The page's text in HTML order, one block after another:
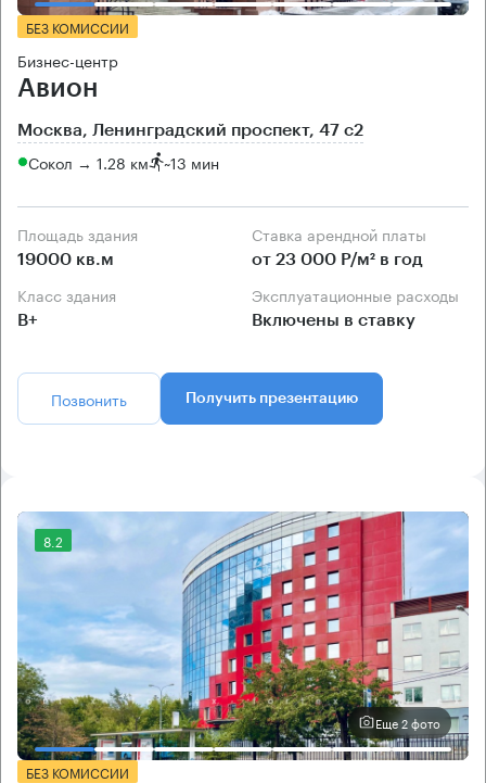
БЕЗ КОМИССИИ
Бизнес-центр
Авион
Москва, Ленинградский проспект, 47 с2
Сокол → 1.28 км ~13 мин
Площадь здания
19000 кв.м
Ставка арендной платы
от 23 000 Р/м² в год
Класс здания
B+
Эксплуатационные расходы
Включены в ставку
Позвонить Получить презентацию
8.2
Еще 2 фото
БЕЗ КОМИССИИ